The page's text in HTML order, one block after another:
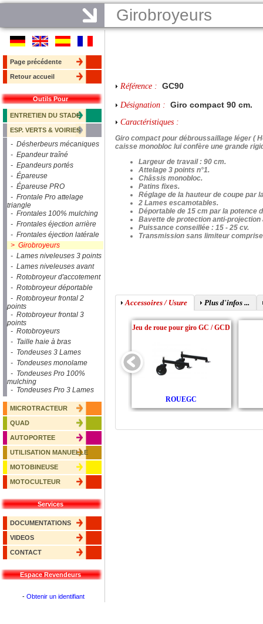
Girobroyeurs
Page précédente
Retour accueil
Outils Pour
ENTRETIEN DU STADE
ESP. VERTS & VOIRIES
- Désherbeurs mécaniques
- Epandeur traîné
- Epandeurs portés
- Épareuse
- Épareuse PRO
- Frontale Pro attelage
triangle
- Frontales 100% mulching
- Frontales éjection arrière
- Frontales éjection latérale
> Girobroyeurs
- Lames niveleuses 3 points
- Lames niveleuses avant
- Rotobroyeur d'accotement
- Rotobroyeur déportable
- Rotobroyeur frontal 2
points
- Rotobroyeur frontal 3
points
- Rotobroyeurs
- Taille haie à bras
- Tondeuses 3 Lames
- Tondeuses monolame
- Tondeuses Pro 100%
mulching
- Tondeuses Pro 3 Lames
MICROTRACTEUR
QUAD
AUTOPORTEE
UTILISATION MANUELLE
MOTOBINEUSE
MOTOCULTEUR
Services
DOCUMENTATIONS
VIDEOS
CONTACT
Espace Revendeurs
- Obtenir un identifiant
Référence : GC90
Désignation : Giro compact 90 cm.
Caractéristiques :
Giro compact pour débroussaillage léger (
caisse monobloc lui confère une grande
Largeur de travail : 90 cm.
Attelage 3 points n°1.
Châssis monobloc.
Patins fixes.
Réglage de la hauteur de coupe par
2 Lames escamotables.
Déportable de 15 cm par la potence
Bavette de protection anti-projection
Puissance conseillée : 15 - 25 cv.
Transmission sans limiteur
Accessoires / Usure Plus d'infos ...
Jeu de roue pour giro GC / GCD
ROUEGC